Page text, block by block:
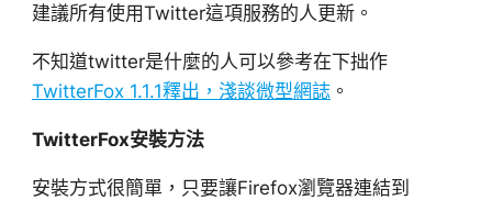
建議所有使用Twitter這項服務的人更新。
不知道twitter是什麼的人可以參考在下拙作
TwitterFox 1.1.1釋出，淺談微型網誌 。
TwitterFox安裝方法
安裝方式很簡單，只要讓Firefox瀏覽器連結到